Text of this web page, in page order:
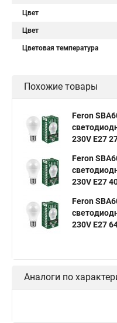
Цвет
Цвет
Цветовая температура
Похожие товары
Feron
230V E27
Feron
230V E27
Feron
230V E27
Аналоги по